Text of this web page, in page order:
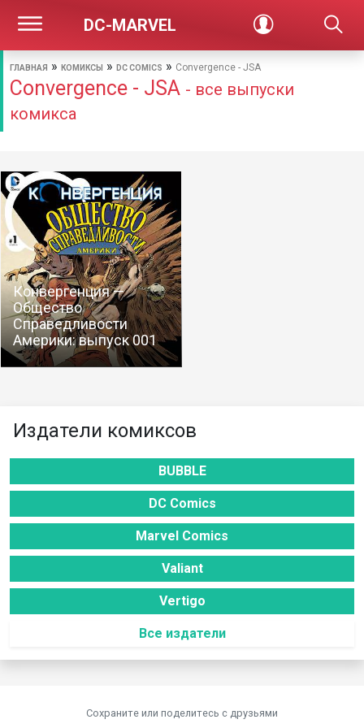
DC-MARVEL
ГЛАВНАЯ » КОМИКСЫ » DC COMICS » Convergence - JSA
Convergence - JSA - все выпуски
комикса
Конвергенция —
Общество
Справедливости
Америки: выпуск 001
Издатели комиксов
BUBBLE
DC Comics
Marvel Comics
Valiant
Vertigo
Все издатели
Сохраните или поделитесь c друзьями